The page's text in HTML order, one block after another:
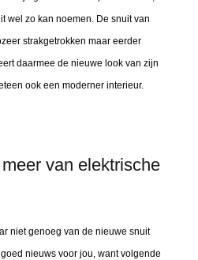
wel zo kan noemen. De snuit van
strakgetrokken maar eerder
daarmee de nieuwe look van zijn
ook een moderner interieur.
van elektrische
niet genoeg van de nieuwe snuit
nieuws voor jou, want volgende